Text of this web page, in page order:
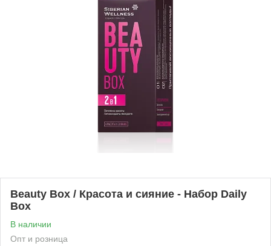
Beauty Box / Красота и сияние - Набор Daily
Box
В наличии
Опт и розница